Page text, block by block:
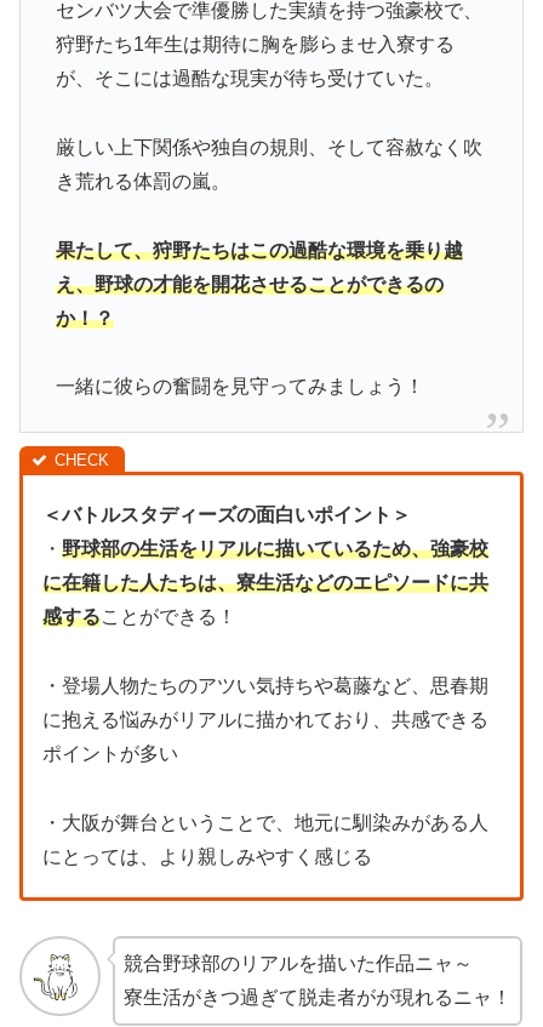
センバツ大会で準優勝した実績を持つ強豪校で、
狩野たち1年生は期待に胸を膨らませ入寮する
が、そこには過酷な現実が待ち受けていた。
厳しい上下関係や独自の規則、そして容赦なく吹
き荒れる体罰の嵐。
果たして、狩野たちはこの過酷な環境を乗り越
え、野球の才能を開花させることができるの
か！？
一緒に彼らの奮闘を見守ってみましょう！
＜バトルスタディーズの面白いポイント＞
・ 野球部の生活をリアルに描いているため、強豪校
に在籍した人たちは、寮生活などのエピソードに共
感することができる！
・登場人物たちのアツい気持ちや葛藤など、思春期
に抱える悩みがリアルに描かれており、共感できる
ポイントが多い
・大阪が舞台ということで、地元に馴染みがある人
にとっては、より親しみやすく感じる
競合野球部のリアルを描いた作品ニャ～
寮生活がきつ過ぎて脱走者がが現れるニャ！